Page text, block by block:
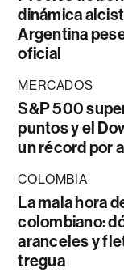
dinámica
Argentina
oficial
MERCADOS
S&P 500
puntos y el
un récord por
COLOMBIA
La mala hora
colombiano:
aranceles y
tregua